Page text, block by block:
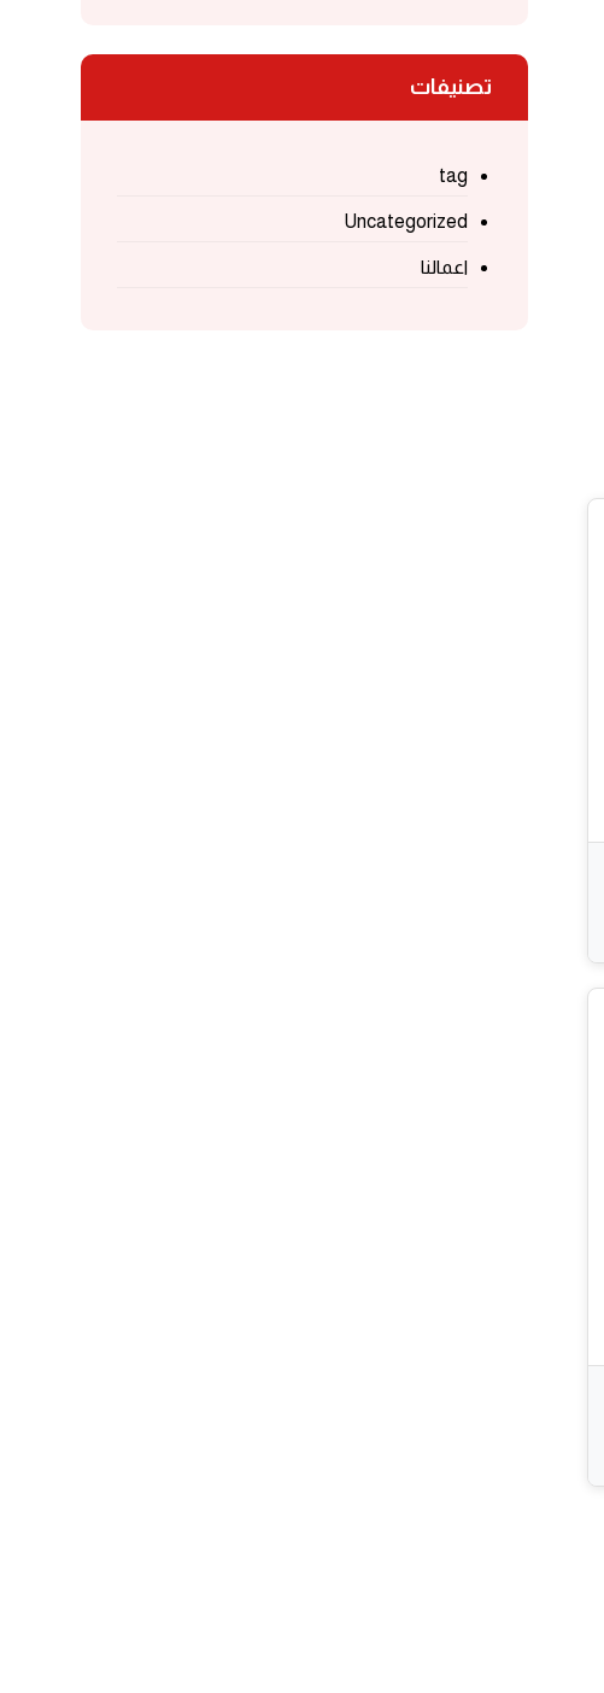
تصنيفات
tag
Uncategorized
اعمالنا